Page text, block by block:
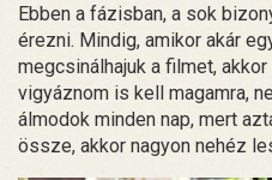
Ebben a fázisban, a sok
érezni. Mindig, amikor akár
megcsinálhajuk a filmet,
vigyáznom is kell magamra,
álmodok minden nap, mert
össze, akkor nagyon nehéz